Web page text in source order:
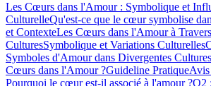
Les Cœurs dans l'Amour : Symbolique et
CulturelleQu'est-ce que le cœur symbolise
et ContexteLes Cœurs dans l'Amour à
CulturesSymbolique et Variations Culturelles
Symboles d'Amour dans Divergentes Cultures
Cœurs dans l'Amour ?Guideline PratiqueAvis
Pourquoi le cœur est-il associé à l'amour ?Q2